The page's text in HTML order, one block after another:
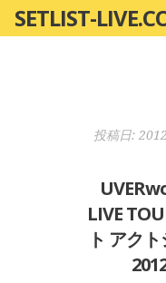
ン
SETLIST-
投稿日:
LIVE
ト アク